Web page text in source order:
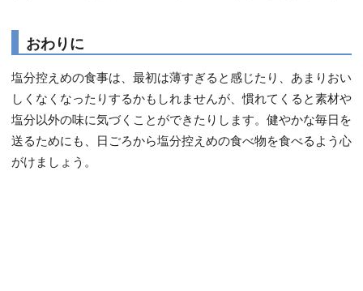
おわりに
塩分控えめの食事は、最初は薄すぎると感じたり、あまりおい
しくなくなったりするかもしれませんが、慣れてくると素材や
塩分以外の味に気づくことができたりします。健やかな毎日を
送るためにも、日ごろから塩分控えめの食べ物を食べるよう心
がけましょう。